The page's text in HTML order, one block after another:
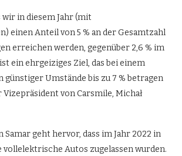
wir in diesem Jahr (mit
einen Anteil von 5 % an der Gesamtzahl
erreichen werden, gegenüber 2,6 % im
ein ehrgeiziges Ziel, das bei einem
Umstände bis zu 7 % betragen
Vizepräsident von Carsmile, Michał
Samar geht hervor, dass im Jahr 2022 in
vollelektrische Autos zugelassen wurden.